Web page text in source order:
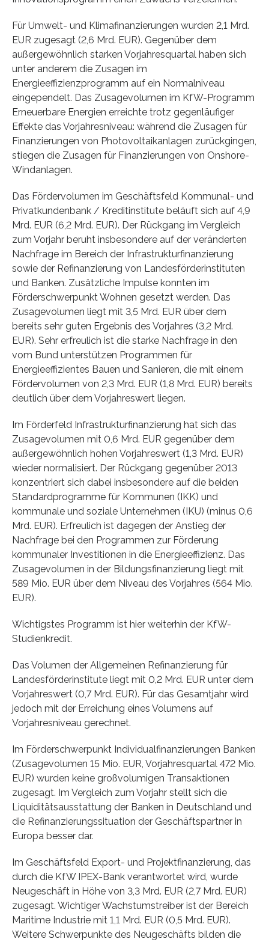
Für Umwelt- und Klimafinanzierungen wurden 2,1 Mrd.
EUR zugesagt (2,6 Mrd. EUR). Gegenüber dem
außergewöhnlich starken Vorjahresquartal haben sich
unter anderem die Zusagen im
Energieeffizienzprogramm auf ein Normalniveau
eingependelt. Das Zusagevolumen im KfW-Programm
Erneuerbare Energien erreichte trotz gegenläufiger
Effekte das Vorjahresniveau: während die Zusagen für
Finanzierungen von Photovoltaikanlagen zurückgingen,
stiegen die Zusagen für Finanzierungen von Onshore-
Windanlagen.
Das Fördervolumen im Geschäftsfeld Kommunal- und
Privatkundenbank / Kreditinstitute beläuft sich auf 4,9
Mrd. EUR (6,2 Mrd. EUR). Der Rückgang im Vergleich
zum Vorjahr beruht insbesondere auf der veränderten
Nachfrage im Bereich der Infrastrukturfinanzierung
sowie der Refinanzierung von Landesförderinstituten
und Banken. Zusätzliche Impulse konnten im
Förderschwerpunkt Wohnen gesetzt werden. Das
Zusagevolumen liegt mit 3,5 Mrd. EUR über dem
bereits sehr guten Ergebnis des Vorjahres (3,2 Mrd.
EUR). Sehr erfreulich ist die starke Nachfrage in den
vom Bund unterstützen Programmen für
Energieeffizientes Bauen und Sanieren, die mit einem
Fördervolumen von 2,3 Mrd. EUR (1,8 Mrd. EUR) bereits
deutlich über dem Vorjahreswert liegen.
Im Förderfeld Infrastrukturfinanzierung hat sich das
Zusagevolumen mit 0,6 Mrd. EUR gegenüber dem
außergewöhnlich hohen Vorjahreswert (1,3 Mrd. EUR)
wieder normalisiert. Der Rückgang gegenüber 2013
konzentriert sich dabei insbesondere auf die beiden
Standardprogramme für Kommunen (IKK) und
kommunale und soziale Unternehmen (IKU) (minus 0,6
Mrd. EUR). Erfreulich ist dagegen der Anstieg der
Nachfrage bei den Programmen zur Förderung
kommunaler Investitionen in die Energieeffizienz. Das
Zusagevolumen in der Bildungsfinanzierung liegt mit
589 Mio. EUR über dem Niveau des Vorjahres (564 Mio.
EUR).
Wichtigstes Programm ist hier weiterhin der KfW-
Studienkredit.
Das Volumen der Allgemeinen Refinanzierung für
Landesförderinstitute liegt mit 0,2 Mrd. EUR unter dem
Vorjahreswert (0,7 Mrd. EUR). Für das Gesamtjahr wird
jedoch mit der Erreichung eines Volumens auf
Vorjahresniveau gerechnet.
Im Förderschwerpunkt Individualfinanzierungen Banken
(Zusagevolumen 15 Mio. EUR, Vorjahresquartal 472 Mio.
EUR) wurden keine großvolumigen Transaktionen
zugesagt. Im Vergleich zum Vorjahr stellt sich die
Liquiditätsausstattung der Banken in Deutschland und
die Refinanzierungssituation der Geschäftspartner in
Europa besser dar.
Im Geschäftsfeld Export- und Projektfinanzierung, das
durch die KfW IPEX-Bank verantwortet wird, wurde
Neugeschäft in Höhe von 3,3 Mrd. EUR (2,7 Mrd. EUR)
zugesagt. Wichtiger Wachstumstreiber ist der Bereich
Maritime Industrie mit 1,1 Mrd. EUR (0,5 Mrd. EUR).
Weitere Schwerpunkte des Neugeschäfts bilden die